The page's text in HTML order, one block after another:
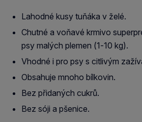
Lahodné kusy tuňáka v želé.
Chutné a voňavé krmivo
psy malých plemen (1-10 kg).
Vhodné i pro psy s citlivým
Obsahuje mnoho bílkovin.
Bez přidaných cukrů.
Bez sóji a pšenice.